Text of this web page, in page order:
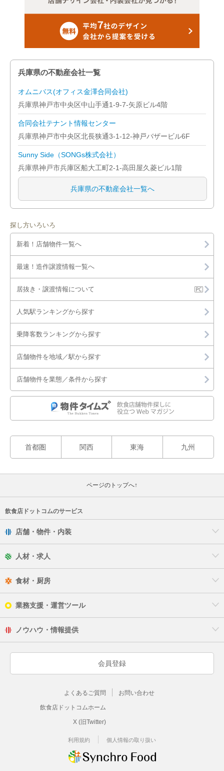
兵庫県の不動産会社一覧
オムニバス(オフィス金澤合同会社)
兵庫県神戸市中央区中山手通1-9-7-矢原ビル4階
合同会社テナント情報センター
兵庫県神戸市中央区北長狭通3-1-12-神戸バザービル6F
Sunny Side（SONGs株式会社）
兵庫県神戸市兵庫区船大工町2-1-高田屋久菱ビル1階
兵庫県の不動産会社一覧へ
探し方いろいろ
新着！店舗物件一覧へ
最速！造作譲渡情報一覧へ
居抜き・譲渡情報について
人気駅ランキングから探す
乗降客数ランキングから探す
店舗物件を地域／駅から探す
店舗物件を業態／条件から探す
首都圏 関西 東海 九州
ページのトップへ↑
飲食店ドットコムのサービス
店舗・物件・内装
人材・求人
食材・厨房
業務支援・運営ツール
ノウハウ・情報提供
会員登録
よくあるご質問 お問い合わせ
飲食店ドットコムホーム
X (旧Twitter)
利用規約 個人情報の取り扱い